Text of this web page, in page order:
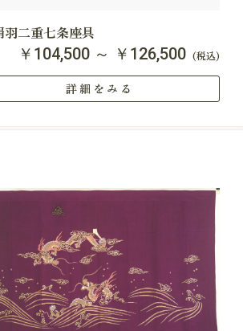
羽二重七条座具
￥104,500 ～ ￥126,500 (税込)
詳細をみる